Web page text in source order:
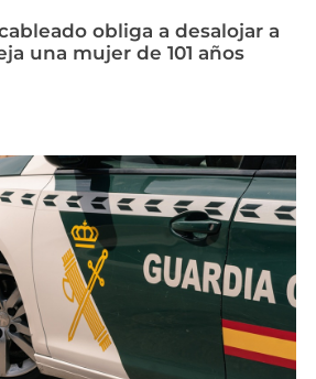
obliga a desalojar a
una mujer de 101 años